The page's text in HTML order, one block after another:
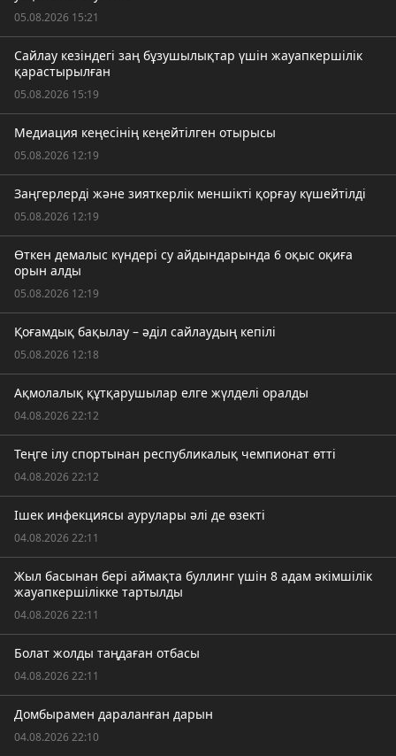
05.08.2026 15:21
Сайлау кезіндегі заң бұзушылықтар үшін жауапкершілік
қарастырылған
05.08.2026 15:19
Медиация кеңесінің кеңейтілген отырысы
05.08.2026 12:19
Заңгерлерді және зияткерлік меншікті қорғау күшейтілді
05.08.2026 12:19
Өткен демалыс күндері су айдындарында 6 оқыс оқиға
орын алды
05.08.2026 12:19
Қоғамдық бақылау – әділ сайлаудың кепілі
05.08.2026 12:18
Ақмолалық құтқарушылар елге жүлделі оралды
04.08.2026 22:12
Теңге ілу спортынан республикалық чемпионат өтті
04.08.2026 22:12
Ішек инфекциясы аурулары әлі де өзекті
04.08.2026 22:11
Жыл басынан бері аймақта буллинг үшін 8 адам әкімшілік
жауапкершілікке тартылды
04.08.2026 22:11
Болат жолды таңдаған отбасы
04.08.2026 22:11
Домбырамен дараланған дарын
04.08.2026 22:10